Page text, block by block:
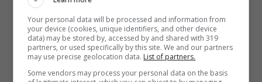
Tiago Dialò,passato dal Milan senza
lasciare traccia, si è consacrato con il Lille,
Your personal data will be processed and information from
your device (cookies, unique identifiers, and other device
data) may be stored by, accessed by and shared with 319
partners, or used specifically by this site. We and our partners
may use precise geolocation data. List of partners.
Some vendors may process your personal data on the basis